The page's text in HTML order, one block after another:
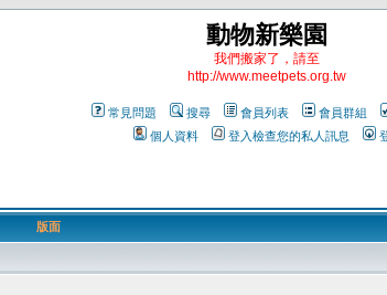
動物新樂園
我們搬家了，請至
http://www.meetpets.org.tw
常見問題 搜尋 會員列表 會員群組
個人資料
登入檢查您的私人訊息
版面